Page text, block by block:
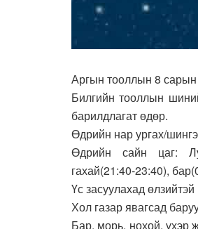
Аргын тооллын 8
Билгийн тооллын
барилдлагат өдөр.
Өдрийн нар ургах/
Өдрийн сайн цаг:
гахай(21:40-23:40),
Үс засуулахад
Хол газар явагсад
Бар, морь, нохой, үхэр